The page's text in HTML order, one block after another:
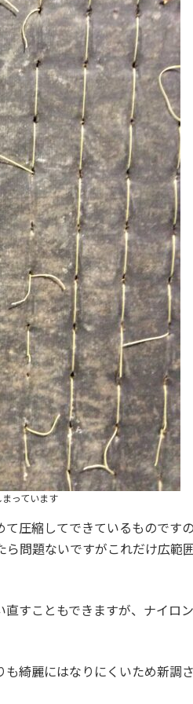
っています
圧縮してできているものです
問題ないですがこれだけ広範
すこともできますが、ナイロ
綺麗にはなりにくいため新調